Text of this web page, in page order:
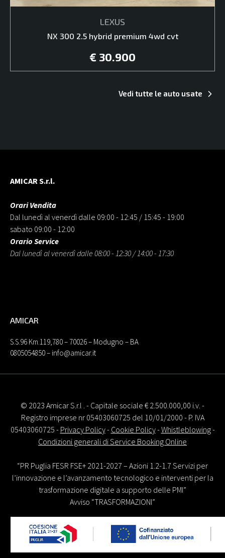
LEXUS
NX 300 2.5 hybrid premium 4wd cvt
€ 30.900
Vedi tutte le auto usate
AMICAR S.r.l.
Orari Vendita
Dal lunedì al venerdì dalle 09:00 - 12:45 / 15:45 - 19:00
sabato 09:00 - 12:00
Orario Service
Dal lunedì al venerdì dalle 08:00 - 12:30 / 14:00 - 17:30
AMICAR
S.S.96 Km.119,780 – 70026 – Modugno – BA
0805054850 – info@amicar.it
© 2023 Amicar S.r.l . - Capitale sociale € 2.500.000,00 i.v. -
Registro imprese nr 05403060725 del 10/01/2000 - P. IVA
05403060725 - Privacy Policy- Cookie Policy-Whistleblowing-
Condizioni generali di Service Booking Online
“PR Puglia FESR FSE+ 2021-2027 – Azioni 1.2-1.7 Servizi per
l’innovazione e l’avanzamento tecnologico e interventi per la
trasformazione digitale a supporto delle PMI”
Avviso “TRASFORMAZIONI”